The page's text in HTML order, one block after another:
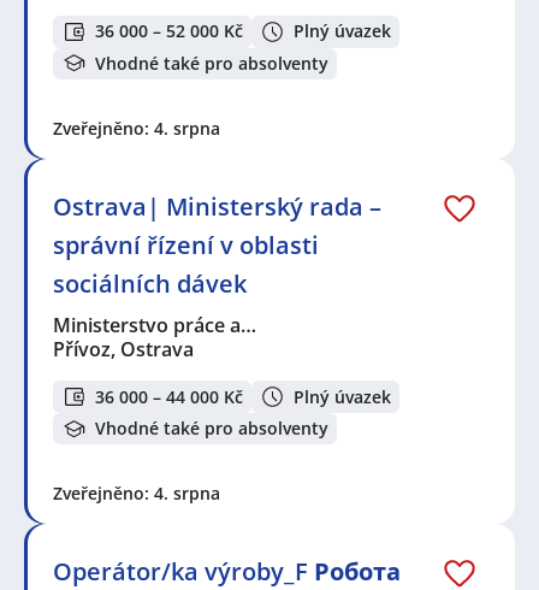
36 000 – 52 000 Kč
Plný úvazek
Vhodné také pro absolventy
Zveřejněno: 4. srpna
Ostrava| Ministerský rada –
správní řízení v oblasti
sociálních dávek
Ministerstvo práce a…
Přívoz, Ostrava
36 000 – 44 000 Kč
Plný úvazek
Vhodné také pro absolventy
Zveřejněno: 4. srpna
Operátor/ka výroby_F Робота